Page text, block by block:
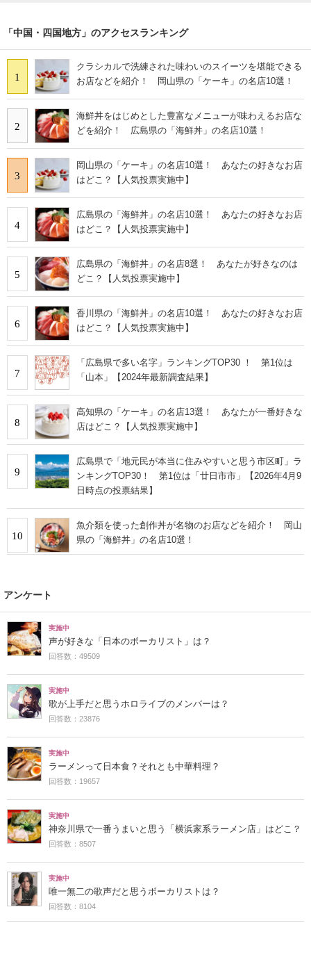
「中国・四国地方」のアクセスランキング
1
クラシカルで洗練された味わいのスイーツを堪能できる
お店などを紹介！ 岡山県の「ケーキ」の名店10選！
2
海鮮丼をはじめとした豊富なメニューが味わえるお店な
どを紹介！ 広島県の「海鮮丼」の名店10選！
3
岡山県の「ケーキ」の名店10選！ あなたの好きなお店
はどこ？【人気投票実施中】
4
広島県の「海鮮丼」の名店10選！ あなたの好きなお店
はどこ？【人気投票実施中】
5
広島県の「海鮮丼」の名店8選！ あなたが好きなのは
どこ？【人気投票実施中】
6
香川県の「海鮮丼」の名店10選！ あなたの好きなお店
はどこ？【人気投票実施中】
7
「広島県で多い名字」ランキングTOP30 ！ 第1位は
「山本」【2024年最新調査結果】
8
高知県の「ケーキ」の名店13選！ あなたが一番好きな
店はどこ？【人気投票実施中】
9
広島県で「地元民が本当に住みやすいと思う市区町」ラ
ンキングTOP30！ 第1位は「廿日市市」【2026年4月9
日時点の投票結果】
10
魚介類を使った創作丼が名物のお店などを紹介！ 岡山
県の「海鮮丼」の名店10選！
アンケート
実施中
声が好きな「日本のボーカリスト」は？
回答数：49509
実施中
歌が上手だと思うホロライブのメンバーは？
回答数：23876
実施中
ラーメンって日本食？それとも中華料理？
回答数：19657
実施中
神奈川県で一番うまいと思う「横浜家系ラーメン店」はどこ？
回答数：8507
実施中
唯一無二の歌声だと思うボーカリストは？
回答数：8104